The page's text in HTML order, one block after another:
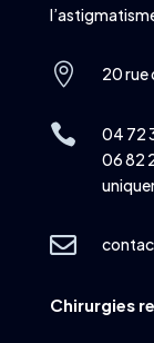
 20 rue

04 72
06 82

Chirurgies